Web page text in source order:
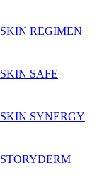
SKIN REGIMEN
SKIN SAFE
SKIN SYNERGY
STORYDERM